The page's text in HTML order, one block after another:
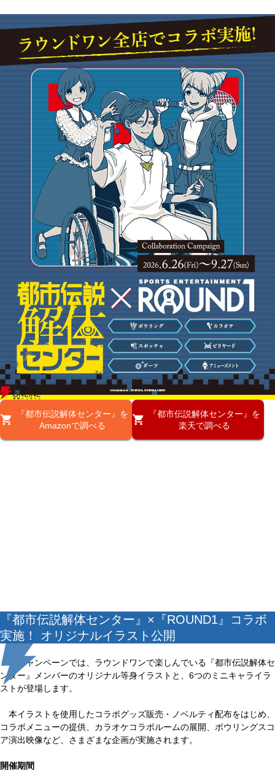
『都市伝説解体センター』を
Amazonで調べる
『都市伝説解体センター』を
楽天で調べる
『都市伝説解体センター』×『ROUND1』コラボ
実施！ オリジナルイラスト公開
本キャンペーンでは、ラウンドワンで楽しんでいる『都市伝説解体セ
ンター』メンバーのオリジナル等身イラストと、6つのミニキャライラ
ストが登場します。
本イラストを使用したコラボグッズ販売・ノベルティ配布をはじめ、
コラボメニューの提供、カラオケコラボルームの展開、ボウリングスコ
ア演出映像など、さまざまな企画が実施されます。
開催期間